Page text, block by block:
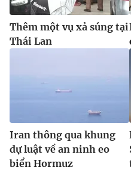
Thêm một vụ xả súng tại
Thái Lan
Iran thông qua khung
dự luật về an ninh eo
biển Hormuz